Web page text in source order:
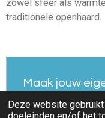
Deze website
doeleinden en/of het
zowel sfeer als
traditionele openhaard.
Maak jouw